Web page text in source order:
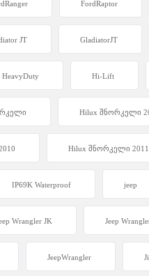
FordRaptor
JT GladiatorJT
HeavyDuty Hi-Lift
Hilux შნორკელი
Hilux შნორკელი 2011
IP69K Waterproof jeep
Wrangler JK Jeep
JeepWrangler